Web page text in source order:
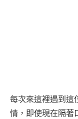
每次來這裡遇到這
情，即使現在隔著